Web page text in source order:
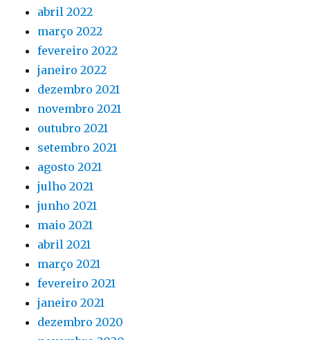
abril 2022
março 2022
fevereiro 2022
janeiro 2022
dezembro 2021
novembro 2021
outubro 2021
setembro 2021
agosto 2021
julho 2021
junho 2021
maio 2021
abril 2021
março 2021
fevereiro 2021
janeiro 2021
dezembro 2020